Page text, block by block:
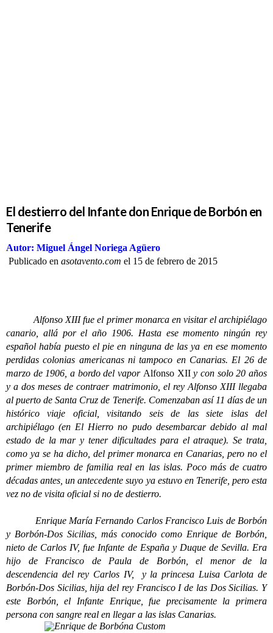
El destierro del Infante don Enrique de Borbón en
Tenerife
Autor: Miguel Ángel Noriega Agüero
Publicado en asotavento.com el 15 de febrero de 2015
Alfonso XIII fue el primer monarca en visitar el archipiélago
canario, allá por el año 1906. Hasta ese momento ningún rey
español había puesto el pie en ninguna de las ya en ese momento
perdidas colonias americanas ni tampoco en Canarias. El 26 de
marzo de 1906, a bordo del vapor Alfonso XIIy con solo 20 años
y a dos meses de contraer matrimonio, el rey Alfonso XIII llegaba
al puerto de Santa Cruz de Tenerife. Comenzaban así 11 días de un
histórico viaje oficial, visitando seis de las siete islas del
archipiélago (en El Hierro no pudo desembarcar debido al mal
estado de la mar y tener dificultades para el atraque). Se trata,
como ya se ha dicho, del primer monarca en Canarias, pero no el
primer miembro de familia real en las islas. Poco más de cuatro
décadas antes, un antecedente suyo ya estuvo en Tenerife, pero esta
vez no de visita oficial si no de destierro.
Enrique María Fernando Carlos Francisco Luis de Borbón
y Borbón-Dos Sicilias, más conocido como Enrique de Borbón,
nieto de Carlos IV, fue Infante de España y Duque de Sevilla. Era
hijo de Francisco de Paula de Borbón, el menor de la
descendencia del rey Carlos IV, y la princesa Luisa Carlota de
Borbón-Dos Sicilias, hija del rey Francisco I de las Dos Sicilias. Y
este Borbón, el Infante Enrique, fue precisamente la primera
persona con sangre real en llegar a las islas Canarias.